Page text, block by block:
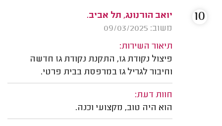
יואב הורנונג, תל אביב.
משוב: 09/03/2025
תיאור השירות:
פיצול נקודת גז, התקנת נקודת גז חדשה
וחיבור לגריל גז במרפסת בבית פרטי.
חוות דעת:
הוא היה טוב, מקצועי וכנה.
10